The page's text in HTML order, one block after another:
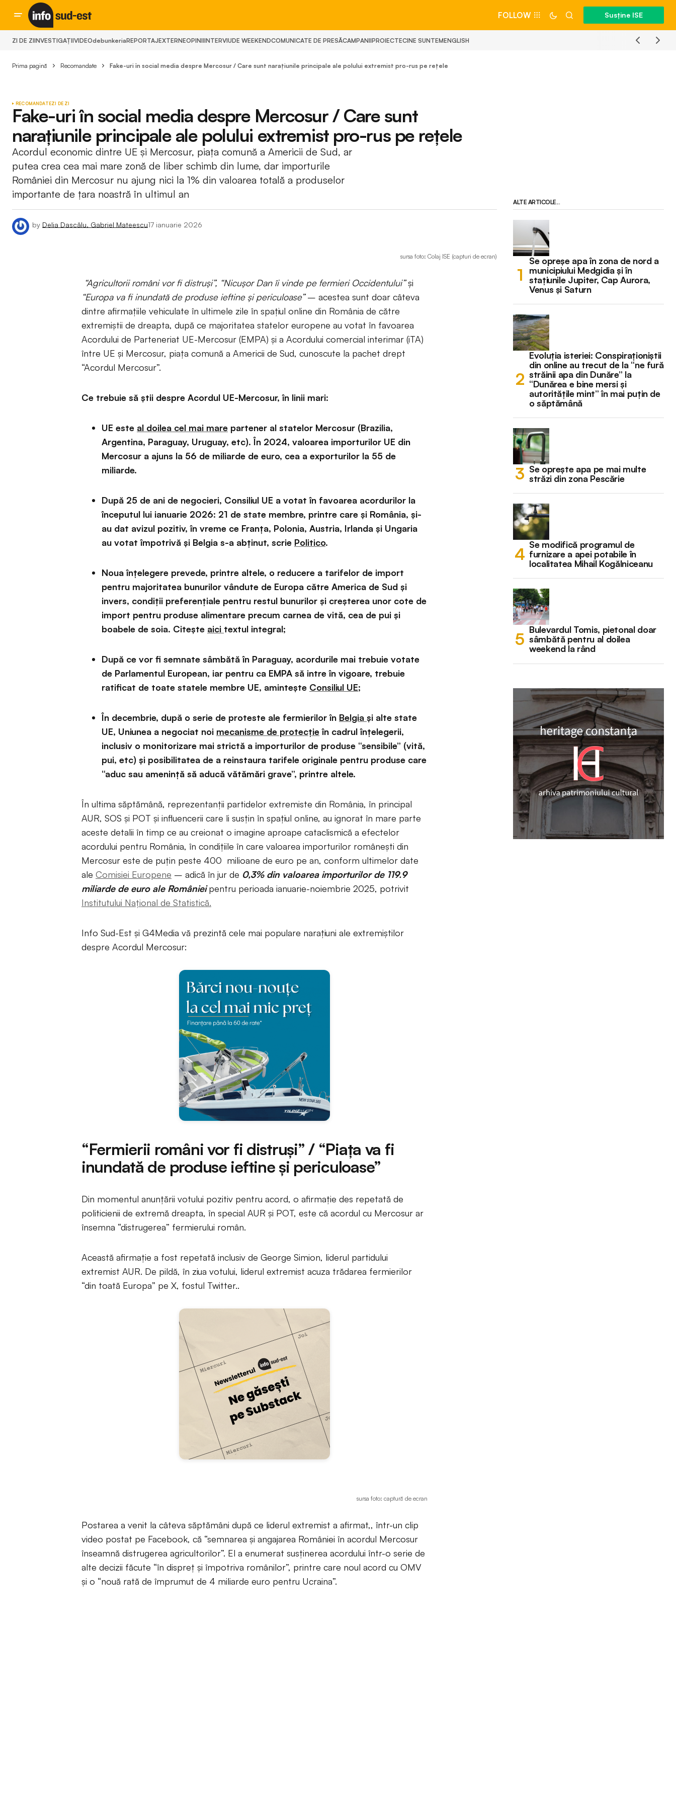
FOLLOW Susține ISE
ZI DE ZIINVESTIGAȚIIVIDEOdebunkeriaREPORTAJEXTERNEOPINIIINTERVIUDE WEEKENDCOMUNICATE DE PRESĂCAMPANIIPROIECTECINE SUNTEMENGLISH
Prima pagină Recomandate Fake-uri în social media despre Mercosur / Care sunt narațiunile principale ale polului extremist pro-rus pe rețele
RECOMANDATEZI DE ZI
Fake-uri în social media despre Mercosur / Care sunt
narațiunile principale ale polului extremist pro-rus pe rețele
Acordul economic dintre UE și Mercosur, piața comună a Americii de Sud, ar
putea crea cea mai mare zonă de liber schimb din lume, dar importurile
României din Mercosur nu ajung nici la 1% din valoarea totală a produselor
importante de țara noastră în ultimul an
by Delia Dascălu, Gabriel Mateescu17 ianuarie 2026
sursa foto: Colaj ISE (capturi de ecran)
“Agricultorii români vor fi distruși”, “Nicușor Dan îi vinde pe fermieri Occidentului”și
“Europa va fi inundată de produse ieftine și periculoase”– acestea sunt doar câteva
dintre afirmațiile vehiculate în ultimele zile în spațiul online din România de către
extremiștii de dreapta, după ce majoritatea statelor europene au votat în favoarea
Acordului de Parteneriat UE-Mercosur (EMPA) și a Acordului comercial interimar (iTA)
între UE și Mercosur, piața comună a Americii de Sud, cunoscute la pachet drept
“Acordul Mercosur”.
Ce trebuie să știi despre Acordul UE-Mercosur, în linii mari:
UE este al doilea cel mai mare partener al statelor Mercosur (Brazilia,
Argentina, Paraguay, Uruguay, etc). În 2024, valoarea importurilor UE din
Mercosur a ajuns la 56 de miliarde de euro, cea a exporturilor la 55 de
miliarde.
După 25 de ani de negocieri, Consiliul UE a votat în favoarea acordurilor la
începutul lui ianuarie 2026: 21 de state membre, printre care și România, și-
au dat avizul pozitiv, în vreme ce Franța, Polonia, Austria, Irlanda și Ungaria
au votat împotrivă și Belgia s-a abținut, scrie Politico.
Noua înțelegere prevede, printre altele, o reducere a tarifelor de import
pentru majoritatea bunurilor vândute de Europa către America de Sud și
invers, condiții preferențiale pentru restul bunurilor și creșterea unor cote de
import pentru produse alimentare precum carnea de vită, cea de pui și
boabele de soia. Citește aici textul integral;
După ce vor fi semnate sâmbătă în Paraguay, acordurile mai trebuie votate
de Parlamentul European, iar pentru ca EMPA să intre în vigoare, trebuie
ratificat de toate statele membre UE, amintește Consiliul UE;
În decembrie, după o serie de proteste ale fermierilor în Belgia și alte state
UE, Uniunea a negociat noi mecanisme de protecțieîn cadrul înțelegerii,
inclusiv o monitorizare mai strictă a importurilor de produse “sensibile” (vită,
pui, etc) și posibilitatea de a reinstaura tarifele originale pentru produse care
“aduc sau amenință să aducă vătămări grave”, printre altele.
În ultima săptămână, reprezentanții partidelor extremiste din România, în principal
AUR, SOS și POT și influencerii care îi susțin în spațiul online, au ignorat în mare parte
aceste detalii în timp ce au creionat o imagine aproape cataclismică a efectelor
acordului pentru România, în condițiile în care valoarea importurilor românești din
Mercosur este de puțin peste 400 milioane de euro pe an, conform ultimelor date
ale Comisiei Europene – adică în jur de 0,3% din valoarea importurilor de 119.9
miliarde de euro ale Românieipentru perioada ianuarie-noiembrie 2025, potrivit
Institutului Național de Statistică.
Info Sud-Est și G4Media vă prezintă cele mai populare narațiuni ale extremiștilor
despre Acordul Mercosur:
“Fermierii români vor fi distruși” / “Piața va fi
inundată de produse ieftine și periculoase”
Din momentul anunțării votului pozitiv pentru acord, o afirmație des repetată de
politicienii de extremă dreapta, în special AUR și POT, este că acordul cu Mercosur ar
însemna “distrugerea” fermierului român.
Această afirmație a fost repetată inclusiv de George Simion, liderul partidului
extremist AUR. De pildă, în ziua votului, liderul extremist acuza trădarea fermierilor
“din toată Europa” pe X, fostul Twitter..
sursa foto: captură de ecran
Postarea a venit la câteva săptămâni după ce liderul extremist a afirmat,, într-un clip
video postat pe Facebook, că “semnarea și angajarea României în acordul Mercosur
înseamnă distrugerea agricultorilor”. El a enumerat susținerea acordului într-o serie de
alte decizii făcute “în dispreț și împotriva românilor”, printre care noul acord cu OMV
și o “nouă rată de împrumut de 4 miliarde euro pentru Ucraina”.
ALTE ARTICOLE...
Se opreșe apa în zona de nord a
municipiului Medgidia și în
stațiunile Jupiter, Cap Aurora,
Venus și Saturn
Evoluția isteriei: Conspiraționiștii
din online au trecut de la “ne fură
străinii apa din Dunăre” la
“Dunărea e bine mersi și
autoritățile mint” în mai puțin de
o săptămână
Se oprește apa pe mai multe
străzi din zona Pescărie
Se modifică programul de
furnizare a apei potabile în
localitatea Mihail Kogălniceanu
Bulevardul Tomis, pietonal doar
sâmbătă pentru al doilea
weekend la rând